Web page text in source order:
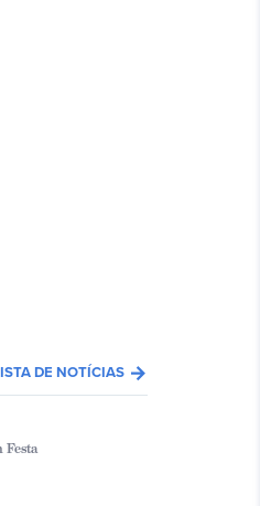
DE NOTÍCIAS arrow_forward
Festa